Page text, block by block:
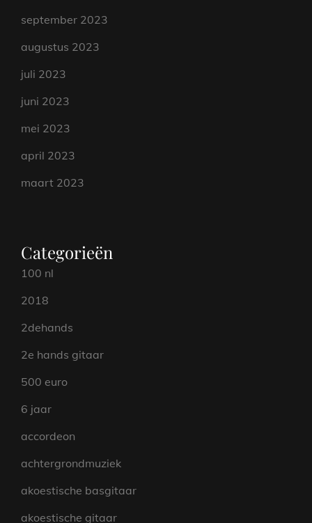
september 2023
augustus 2023
juli 2023
juni 2023
mei 2023
april 2023
maart 2023
Categorieën
100 nl
2018
2dehands
2e hands gitaar
500 euro
6 jaar
accordeon
achtergrondmuziek
akoestische basgitaar
akoestische gitaar